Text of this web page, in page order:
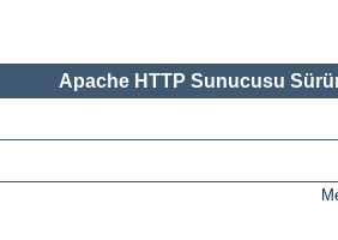
Apache HTTP Sunucusu